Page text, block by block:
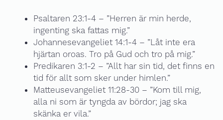
Psaltaren 23:1-4 – ”Herren är min herde,
ingenting ska fattas mig.”
Johannesevangeliet 14:1-4 – ”Låt inte era
hjärtan oroas. Tro på Gud och tro på mig.”
Predikaren 3:1-2 – ”Allt har sin tid, det finns en
tid för allt som sker under himlen.”
Matteusevangeliet 11:28-30 – ”Kom till mig,
alla ni som är tyngda av bördor; jag ska
skänka er vila.”